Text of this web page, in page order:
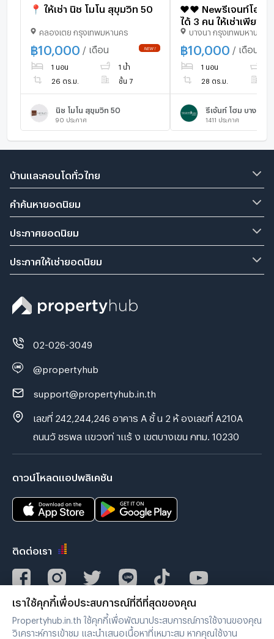
📍 ให้เช่า นิช โมโน สุขุมวิท 50
คลองเตย กรุงเทพมหานคร
฿10,000 / เดือน
1 นอน 1 น้ำ
26 ตร.ม. ชั้น 7
นิช โมโน สุขุมวิท 50
90 ประกาศ
♥️♥️ Newรีเจนท์โฮม​บ
ได้ 3 คน ให้เช่าเพียง
บาท เครื่องใช้ไฟฟ้าคร
Regent home Bts
🥰
บางนา กรุงเทพมหานคร
฿10,000 / เดือน
1 นอน
28 ตร.ม.
รีเจ้นท์ โฮม บางนา
1411 ประกาศ
บ้านและคอนโดทั่วไทย
คำค้นหายอดนิยม
ประกาศยอดนิยม
ประกาศให้เช่ายอดนิยม
02-026-3049
@propertyhub
support@propertyhub.in.th
เลขที่ 242,244,246 อาคาร A ชั้ น 2 ห้ องเลขที่ A210A
ถนนวั ชรพล แขวงท่ าแร้ ง เขตบางเขน กทม. 10230
ดาวน์โหลดแอปพลิเคชัน
ติดต่อเรา
เราใช้คุกกี้เพื่อประสบการณ์ที่ดีที่สุดของคุณ
Propertyhub.in.th ใช้คุกกี้เพื่อพัฒนาประสบการณ์การใช้งานของคุณ
วิเคราะห์การเข้าชม และนำเสนอเนื้อหาที่เหมาะสม หากคุณใช้งาน